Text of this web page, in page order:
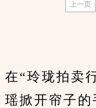
上一页
当
在“玲珑拍卖
瑶掀开帘子的